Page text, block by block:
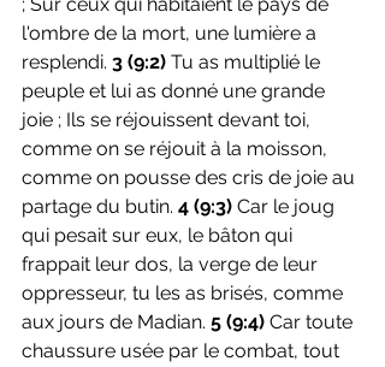
; Sur ceux qui habitaient le pays de
l'ombre de la mort, une lumière a
resplendi. 3 (9:2) Tu as multiplié le
peuple et lui as donné une grande
joie ; Ils se réjouissent devant toi,
comme on se réjouit à la moisson,
comme on pousse des cris de joie au
partage du butin. 4 (9:3) Car le joug
qui pesait sur eux, le bâton qui
frappait leur dos, la verge de leur
oppresseur, tu les as brisés, comme
aux jours de Madian. 5 (9:4) Car toute
chaussure usée par le combat, tout